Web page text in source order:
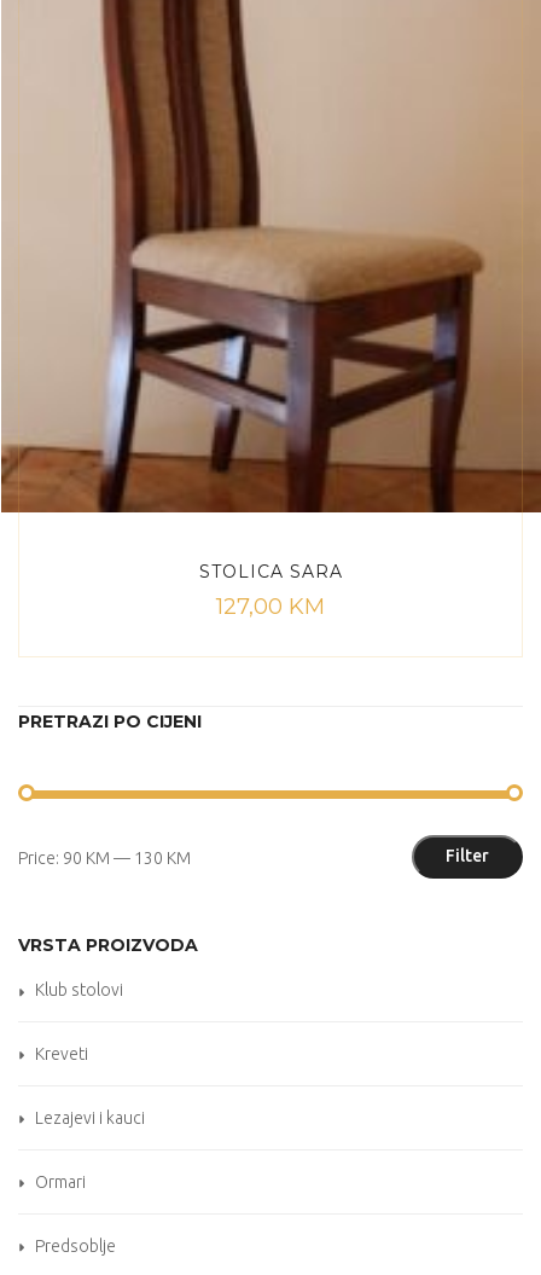
STOLICA SARA
127,00 KM
PRETRAZI PO CIJENI
Filter
Price: 90 KM — 130 KM
VRSTA PROIZVODA
Klub stolovi
Kreveti
Lezajevi i kauci
Ormari
Predsoblje